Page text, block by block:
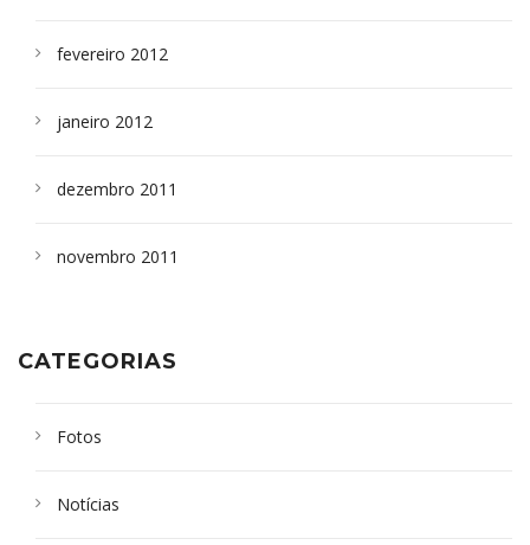
fevereiro 2012
janeiro 2012
dezembro 2011
novembro 2011
CATEGORIAS
Fotos
Notícias